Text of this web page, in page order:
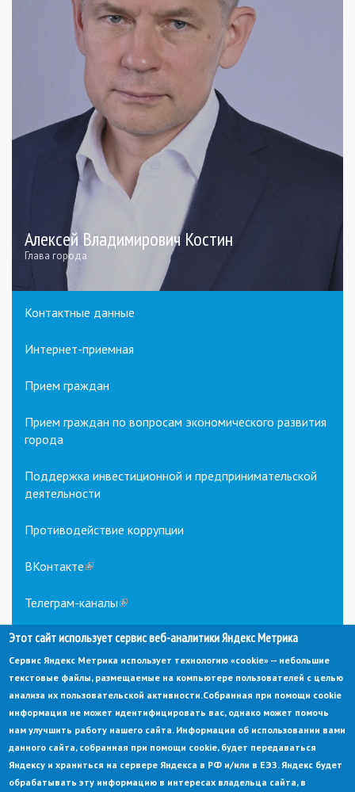
Алексей Владимирович Костин
Глава города
Контактные данные
Интернет-приемная
Прием граждан
Прием граждан по вопросам экономического развития
города
Поддержка инвестиционной и предпринимательской
деятельности
Противодействие коррупции
ВКонтакте(link
external)
Телеграм-каналы(link
external)
© Администрация города Заречный
Электронная почта:
adm@zarechny.zato.ru
sends
Этот сайт использует сервис веб-аналитики Яндекс Метрика
Сервис Яндекс Метрика использует технологию «cookie» — небольшие
текстовые файлы, размещаемые на компьютере пользователей с целью
анализа их пользовательской активности.Собранная при помощи cookie
информация не может идентифицировать вас, однако может помочь
нам улучшить работу нашего сайта. Информация об использовании вами
данного сайта, собранная при помощи cookie, будет передаваться
Яндексу и храниться на сервере Яндекса в РФ и/или в ЕЭЗ. Яндекс будет
обрабатывать эту информацию в интересах владельца сайта, в